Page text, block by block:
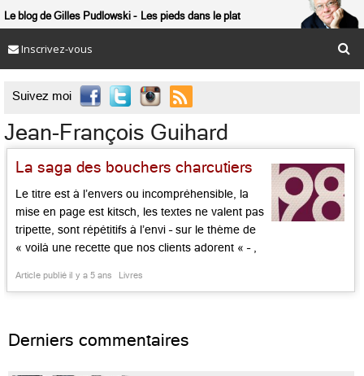
Le blog de Gilles Pudlowski Les pieds dans le plat
Inscrivez-vous
Suivez moi 
Jean-François Guihard
La saga des bouchers charcutiers
Le titre est à l’envers ou incompréhensible, la
mise en page est kitsch, les textes ne valent pas
tripette, sont répétitifs à l’envi – sur le thème de
« voilà une recette que nos clients adorent « – ,
l’ensemble se tient, touche au cœur, contant,
Article publié il y a 5 ans Livres
Derniers commentaires